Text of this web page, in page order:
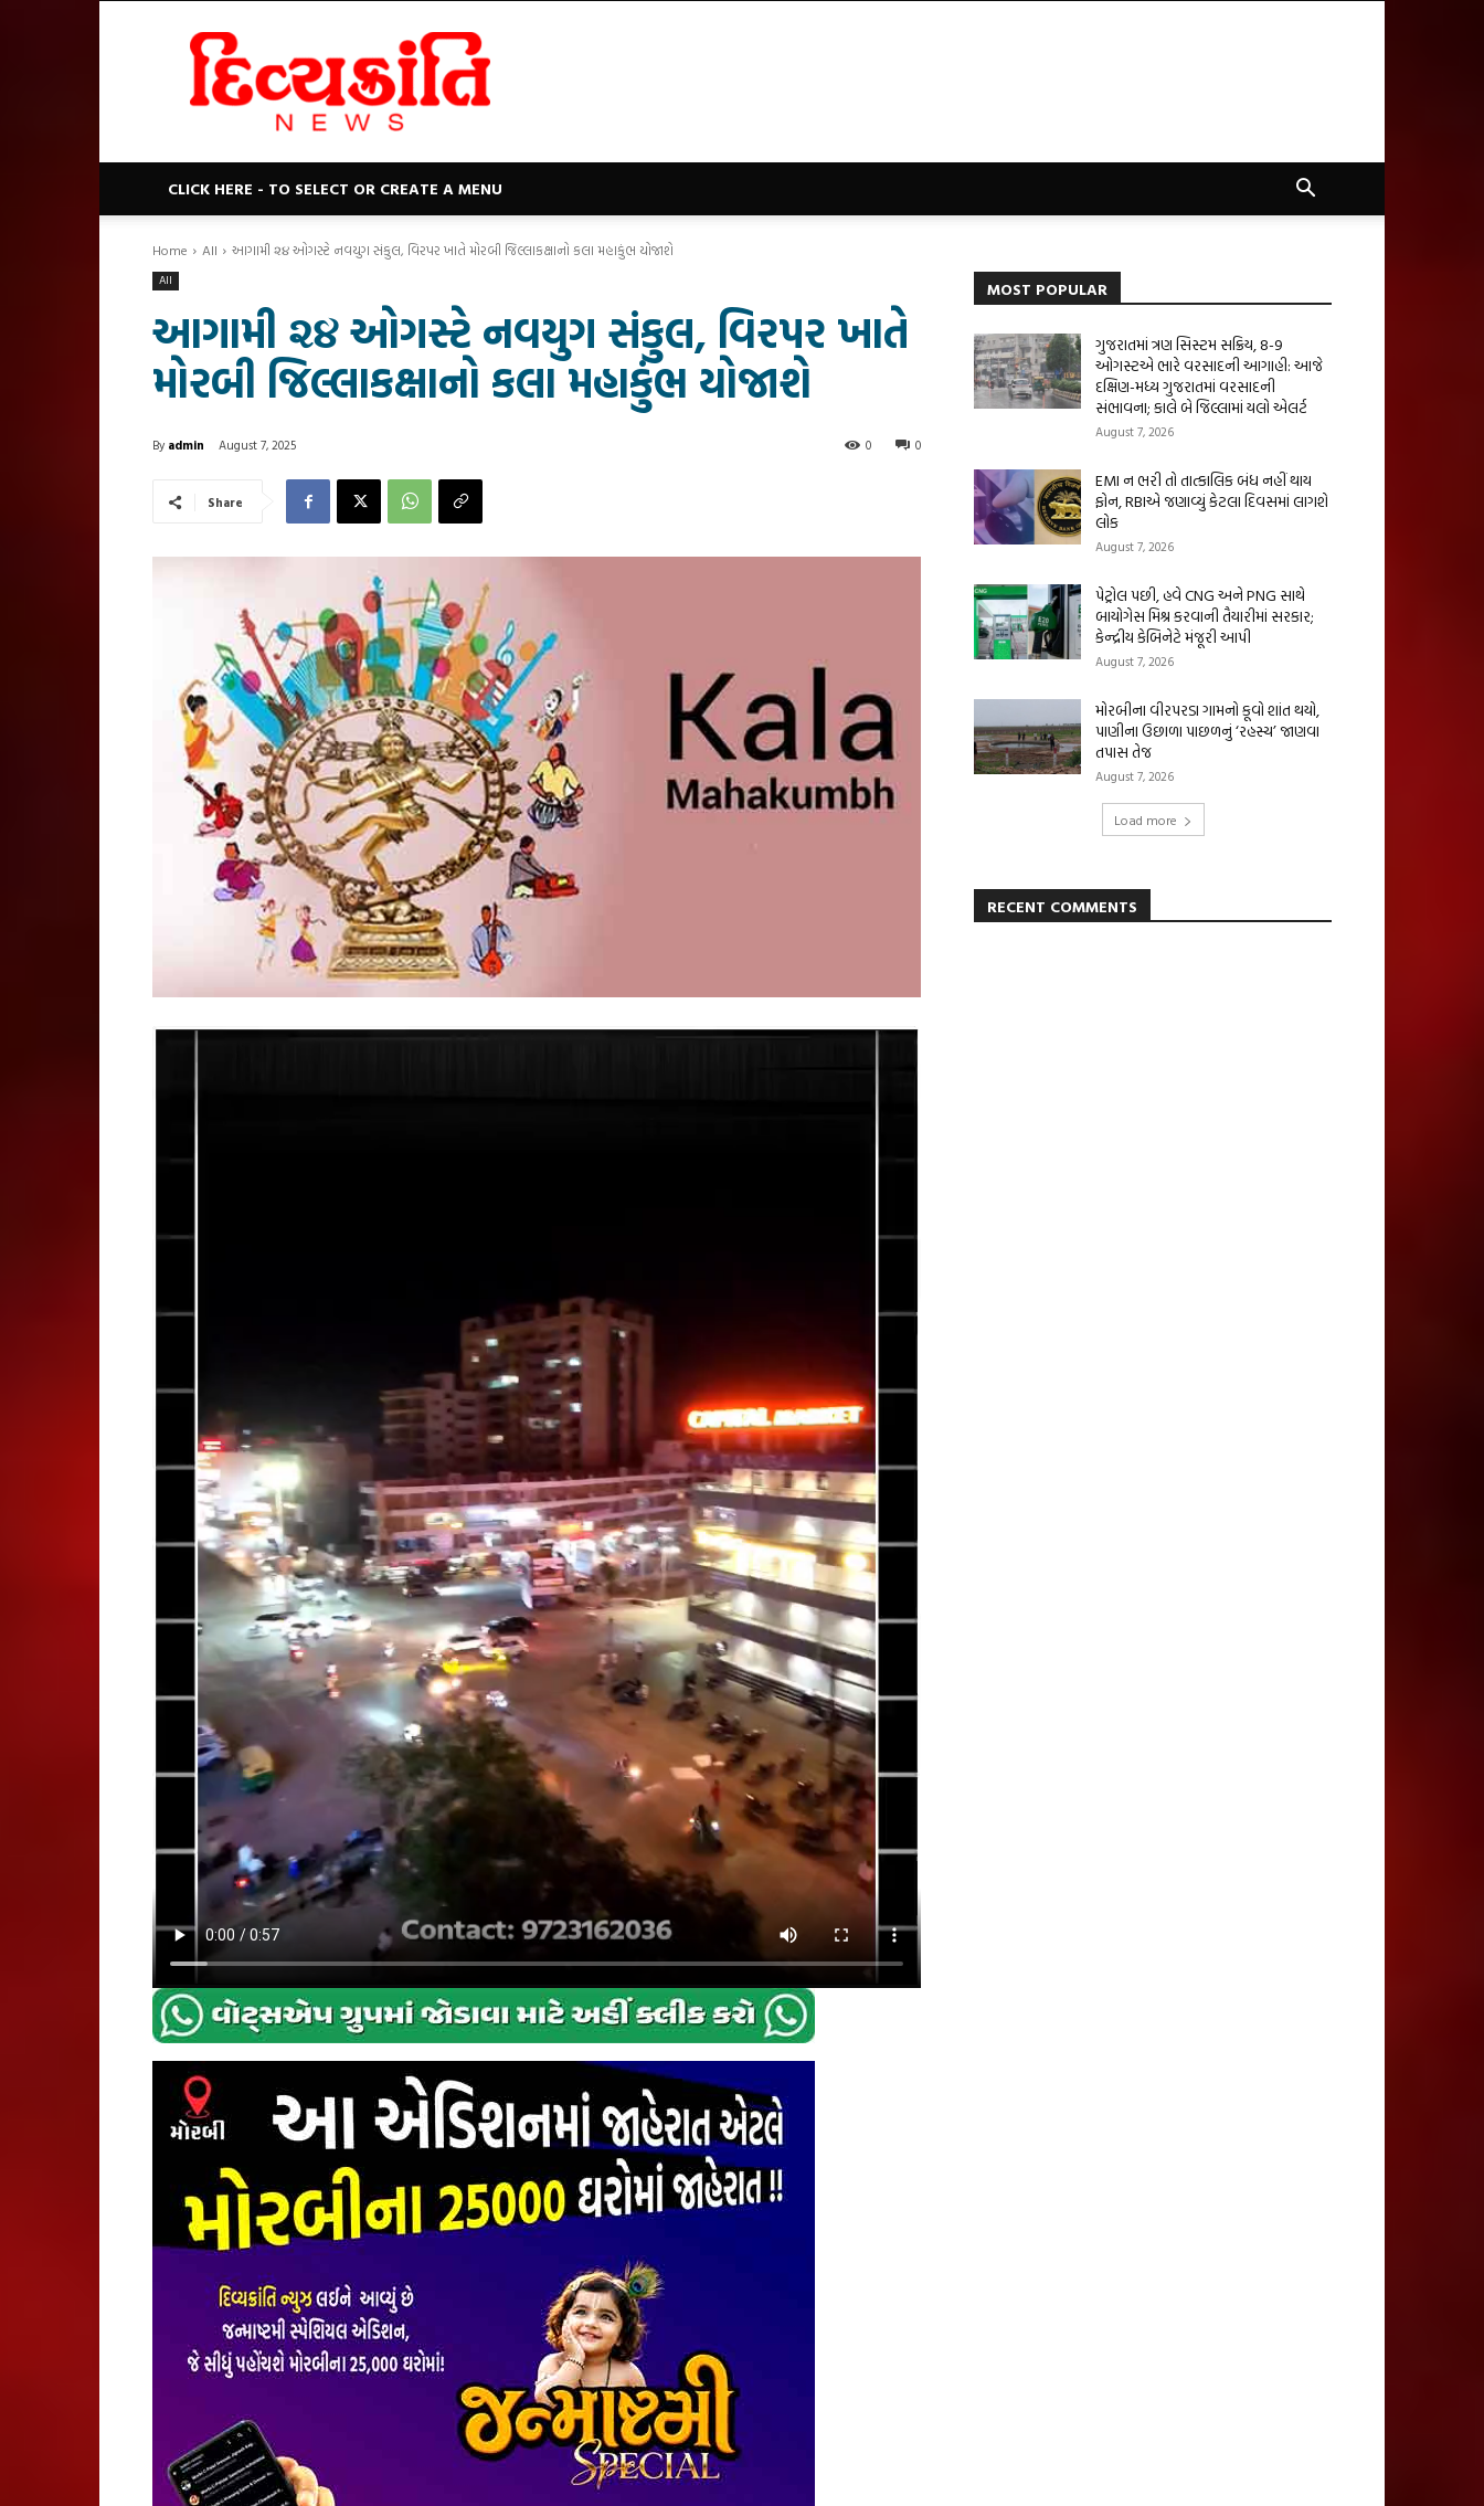
Divyakranti
News
CLICK HERE - TO SELECT OR CREATE A MENU
Home All આગામી ૨૪ ઓગસ્ટે નવયુગ સંકુલ, વિરપર ખાતે મોરબી જિલ્લાકક્ષાનો કલા મહાકુંભ યોજાશે
All
આગામી ૨૪ ઓગસ્ટે નવયુગ સંકુલ, વિરપર ખાતે
મોરબી જિલ્લાકક્ષાનો કલા મહાકુંભ યોજાશે
By admin August 7, 2025 0
0
Share
MOST POPULAR
ગુજરાતમાં ત્રણ સિસ્ટમ સક્રિય, 8-9
ઓગસ્ટએ ભારે વરસાદની આગાહી: આજે
દક્ષિણ-મધ્ય ગુજરાતમાં વરસાદની
સંભાવના; કાલે બે જિલ્લામાં યલો એલર્ટ
August 7, 2026
EMI ન ભરી તો તાત્કાલિક બંધ નહીં થાય
ફોન, RBIએ જણાવ્યું કેટલા દિવસમાં લાગશે
લોક
August 7, 2026
પેટ્રોલ પછી, હવે CNG અને PNG સાથે
બાયોગેસ મિશ્ર કરવાની તૈયારીમાં સરકાર;
કેન્દ્રીય કેબિનેટે મંજૂરી આપી
August 7, 2026
મોરબીના વીરપરડા ગામનો કૂવો શાંત થયો,
પાણીના ઉછાળા પાછળનું ‘રહસ્ય’ જાણવા
તપાસ તેજ
August 7, 2026
Load more
RECENT COMMENTS